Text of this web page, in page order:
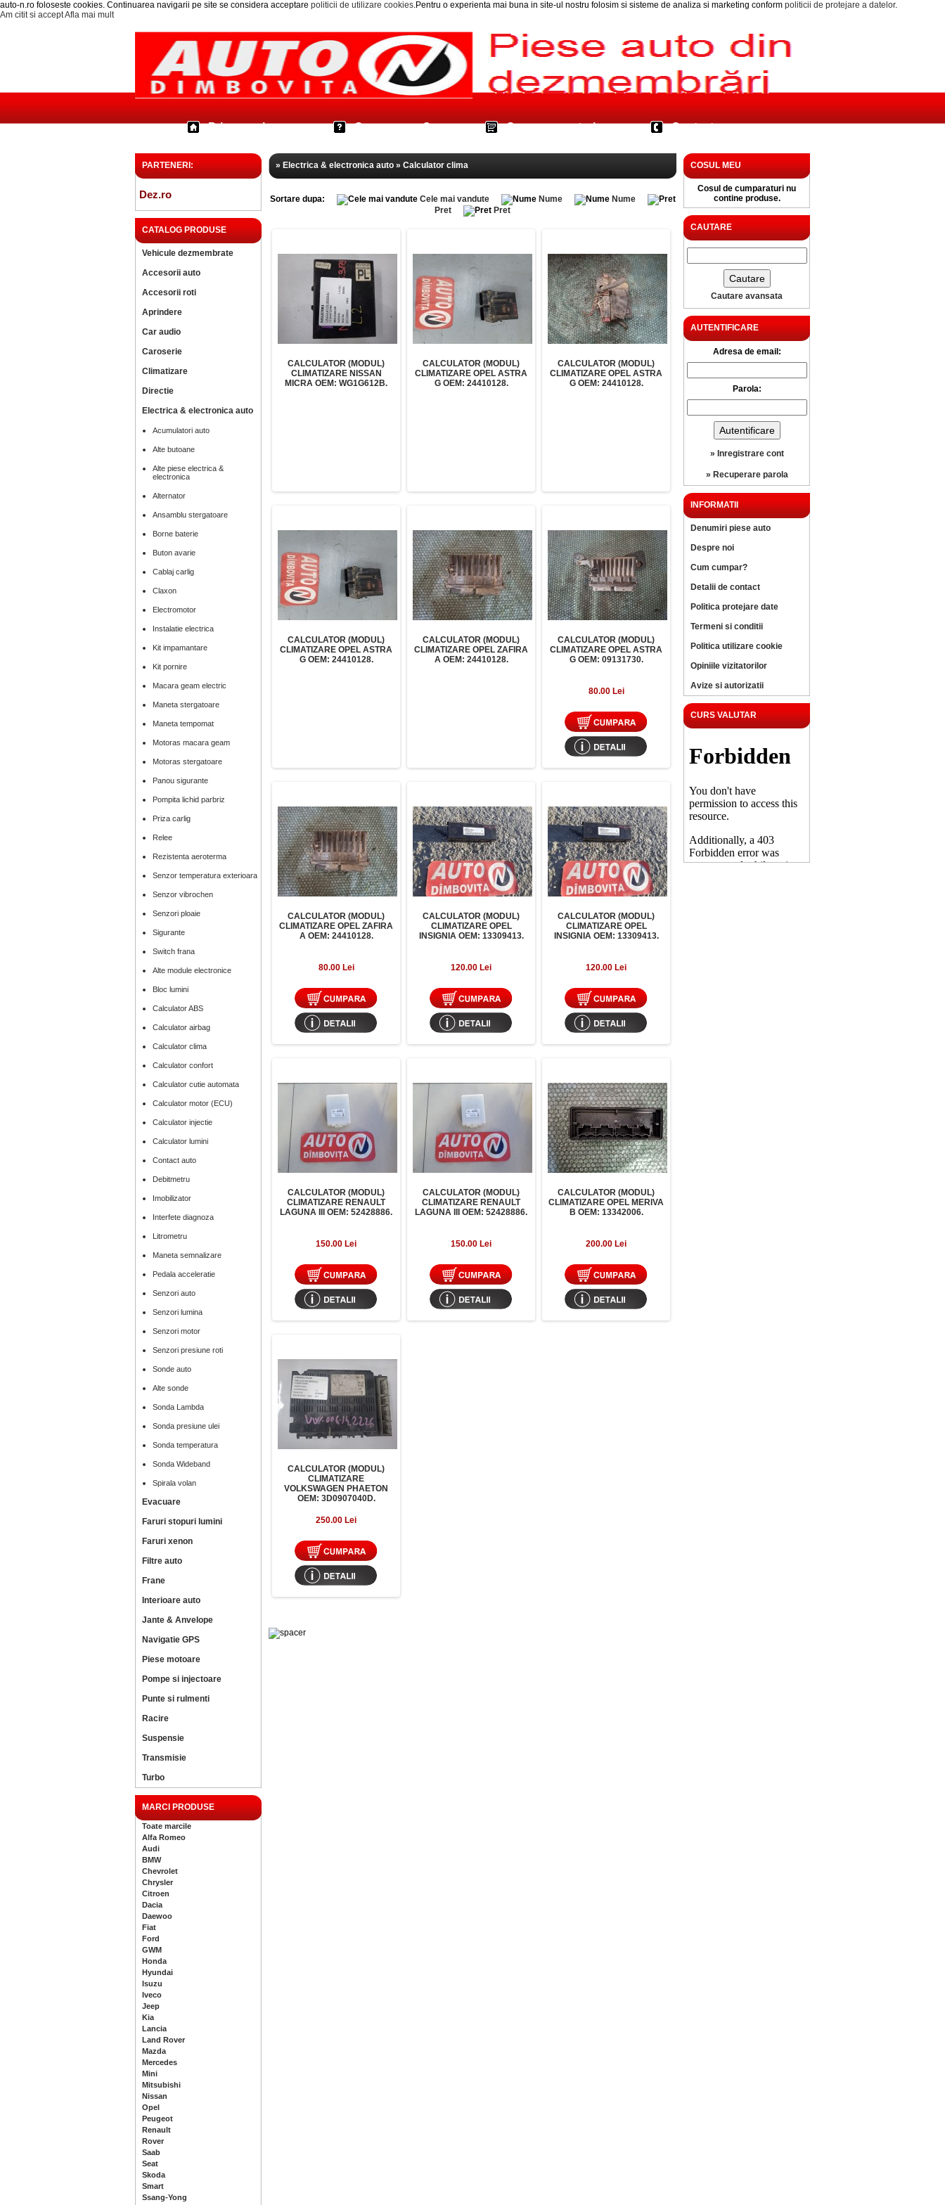
auto-n.ro foloseste cookies. Continuarea navigarii pe site se considera acceptare politicii de utilizare cookies.Pentru o experienta mai buna in site-ul nostru folosim si sisteme de analiza si marketing conform politicii de protejare a datelor.
Am citit si acceptAfla mai mult
Prima pagina Cum cumpar? Cos cumparaturi Contact
PARTENERI:
Dez.ro
CATALOG PRODUSE
Vehicule dezmembrate
Accesorii auto
Accesorii roti
Aprindere
Car audio
Caroserie
Climatizare
Directie
Electrica & electronica auto
Acumulatori auto
Alte butoane
Alte piese electrica &
electronica
Alternator
Ansamblu stergatoare
Borne baterie
Buton avarie
Cablaj carlig
Claxon
Electromotor
Instalatie electrica
Kit impamantare
Kit pornire
Macara geam electric
Maneta stergatoare
Maneta tempomat
Motoras macara geam
Motoras stergatoare
Panou sigurante
Pompita lichid parbriz
Priza carlig
Relee
Rezistenta aeroterma
Senzor temperatura exterioara
Senzor vibrochen
Senzori ploaie
Sigurante
Switch frana
Alte module electronice
Bloc lumini
Calculator ABS
Calculator airbag
Calculator clima
Calculator confort
Calculator cutie automata
Calculator motor (ECU)
Calculator injectie
Calculator lumini
Contact auto
Debitmetru
Imobilizator
Interfete diagnoza
Litrometru
Maneta semnalizare
Pedala acceleratie
Senzori auto
Senzori lumina
Senzori motor
Senzori presiune roti
Sonde auto
Alte sonde
Sonda Lambda
Sonda presiune ulei
Sonda temperatura
Sonda Wideband
Spirala volan
Evacuare
Faruri stopuri lumini
Faruri xenon
Filtre auto
Frane
Interioare auto
Jante & Anvelope
Navigatie GPS
Piese motoare
Pompe si injectoare
Punte si rulmenti
Racire
Suspensie
Transmisie
Turbo
MARCI PRODUSE
Toate marcile
Alfa Romeo
Audi
BMW
Chevrolet
Chrysler
Citroen
Dacia
Daewoo
Fiat
Ford
GWM
Honda
Hyundai
Isuzu
Iveco
Jeep
Kia
Lancia
Land Rover
Mazda
Mercedes
Mini
Mitsubishi
Nissan
Opel
Peugeot
Renault
Rover
Saab
Seat
Skoda
Smart
Ssang-Yong
» Electrica & electronica auto » Calculator clima
Sortare dupa: Cele mai vandute Nume
Nume
Pret
Pret
CALCULATOR (MODUL)
CLIMATIZARE NISSAN
MICRA OEM: WG1G612B.
CALCULATOR (MODUL)
CLIMATIZARE OPEL ASTRA
G OEM: 24410128.
CALCULATOR (MODUL)
CLIMATIZARE OPEL ASTRA
G OEM: 24410128.
CALCULATOR (MODUL)
CLIMATIZARE OPEL ASTRA
G OEM: 24410128.
CALCULATOR (MODUL)
CLIMATIZARE OPEL ZAFIRA
A OEM: 24410128.
CALCULATOR (MODUL)
CLIMATIZARE OPEL ASTRA
G OEM: 09131730.
80.00 Lei
CALCULATOR (MODUL)
CLIMATIZARE OPEL ZAFIRA
A OEM: 24410128.
80.00 Lei
CALCULATOR (MODUL)
CLIMATIZARE OPEL
INSIGNIA OEM: 13309413.
120.00 Lei
CALCULATOR (MODUL)
CLIMATIZARE OPEL
INSIGNIA OEM: 13309413.
120.00 Lei
CALCULATOR (MODUL)
CLIMATIZARE RENAULT
LAGUNA III OEM: 52428886.
150.00 Lei
CALCULATOR (MODUL)
CLIMATIZARE RENAULT
LAGUNA III OEM: 52428886.
150.00 Lei
CALCULATOR (MODUL)
CLIMATIZARE OPEL MERIVA
B OEM: 13342006.
200.00 Lei
CALCULATOR (MODUL)
CLIMATIZARE
VOLKSWAGEN PHAETON
OEM: 3D0907040D.
250.00 Lei
COSUL MEU
Cosul de cumparaturi nu
contine produse.
CAUTARE
Cautare avansata
AUTENTIFICARE
Adresa de email:
Parola:
» Inregistrare cont
» Recuperare parola
INFORMATII
Denumiri piese auto
Despre noi
Cum cumpar?
Detalii de contact
Politica protejare date
Termeni si conditii
Politica utilizare cookie
Opiniile vizitatorilor
Avize si autorizatii
CURS VALUTAR